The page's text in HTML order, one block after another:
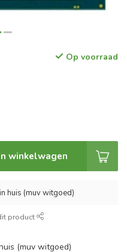
Op voorraad
winkelwagen
huis (muv witgoed)
product
(muv witgoed)